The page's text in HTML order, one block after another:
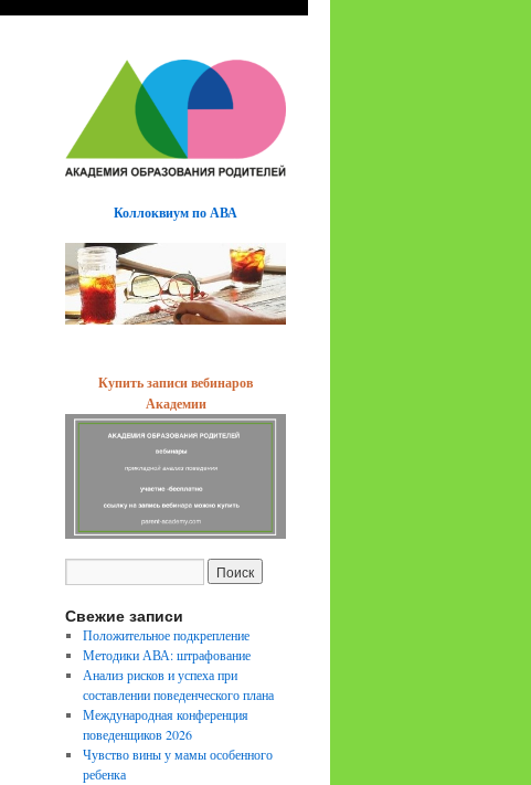
Коллоквиум по АВА
Купить записи вебинаров
Академии
Свежие записи
Положительное подкрепление
Методики АВА: штрафование
Анализ рисков и успеха при
составлении поведенческого плана
Международная конференция
поведенщиков 2026
Чувство вины у мамы особенного
ребенка